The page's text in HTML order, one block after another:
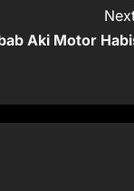
Aki Motor